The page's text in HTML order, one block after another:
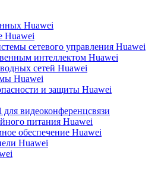
Huawei
Huawei
сетевого управления Huawei
интеллектом Huawei
сетей Huawei
Huawei
и защиты Huawei
видеоконференцсвязи
питания Huawei
обеспечение Huawei
Huawei